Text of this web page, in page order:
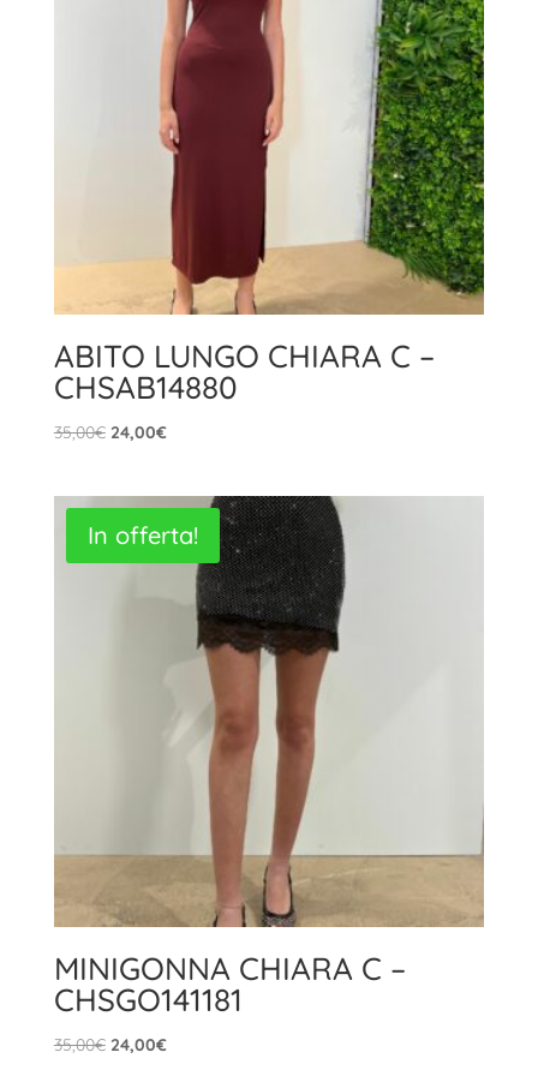
ABITO LUNGO CHIARA C –
CHSAB14880
35,00€ Il
era:
35,00€.
24,00€Il
è:
24,00€.
In offerta!
MINIGONNA CHIARA C –
CHSGO141181
35,00€ Il
24,00€Il